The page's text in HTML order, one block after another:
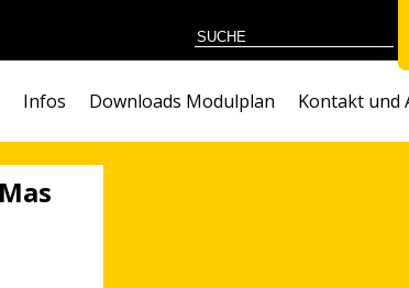
Infos Downloads Modulplan Kontakt und